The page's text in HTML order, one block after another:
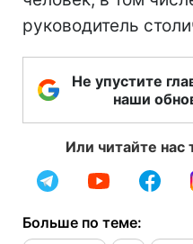
руководитель
Не упустите
наши
Или читайте нас
Больше по теме: